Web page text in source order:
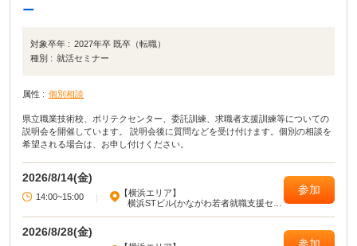
ー
対象卒年 : 2027年卒 既卒（転職）
種別 : 就活セミナー
属性 : 個別相談
県立職業技術校、ポリテクセンター、委託訓練、求職者支援訓練等についての
説明会を開催しています。 説明会後に質問などを受け付けます。個別の相談を
希望される場合は、お申し付けください。
2026/8/14(金)
14:00~15:00
【横浜エリア】
横浜STビル(かながわ若者就職支援セン
参加
2026/8/28(金)